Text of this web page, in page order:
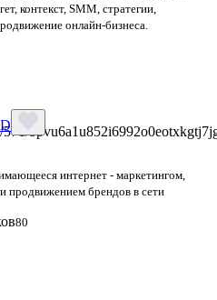
контекст, SMM, стратегии,
онлайн-бизнеса.
интернет - маркетингом,
продвижением брендов в сети
80